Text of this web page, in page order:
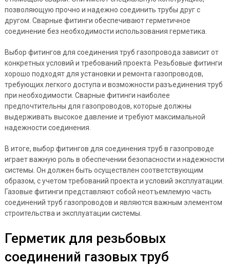
позволяющую прочно и надежно соединить трубы друг с
другом. Сварные фитинги обеспечивают герметичное
соединение без необходимости использования герметика.
Выбор фитингов для соединения труб газопровода зависит от
конкретных условий и требований проекта. Резьбовые фитинги
хорошо подходят для установки и ремонта газопроводов,
требующих легкого доступа и возможности разъединения труб
при необходимости. Сварные фитинги наиболее
предпочтительны для газопроводов, которые должны
выдерживать высокое давление и требуют максимальной
надежности соединения.
В итоге, выбор фитингов для соединения труб в газопроводе
играет важную роль в обеспечении безопасности и надежности
системы. Он должен быть осуществлен соответствующим
образом, с учетом требований проекта и условий эксплуатации.
Газовые фитинги представляют собой неотъемлемую часть
соединений труб газопроводов и являются важным элементом
строительства и эксплуатации системы.
Герметик для резьбовых
соединений газовых труб